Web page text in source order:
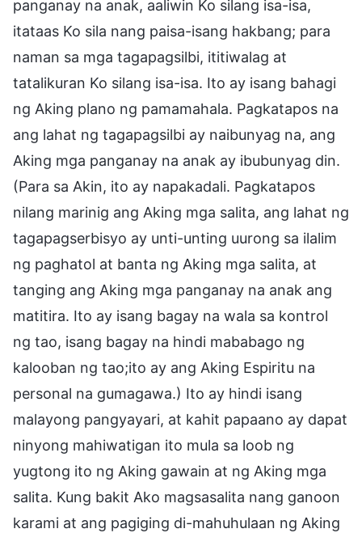
panganay na anak, aaliwin Ko silang isa-isa,
itataas Ko sila nang paisa-isang hakbang; para
naman sa mga tagapagsilbi, ititiwalag at
tatalikuran Ko silang isa-isa. Ito ay isang bahagi
ng Aking plano ng pamamahala. Pagkatapos na
ang lahat ng tagapagsilbi ay naibunyag na, ang
Aking mga panganay na anak ay ibubunyag din.
(Para sa Akin, ito ay napakadali. Pagkatapos
nilang marinig ang Aking mga salita, ang lahat ng
tagapagserbisyo ay unti-unting uurong sa ilalim
ng paghatol at banta ng Aking mga salita, at
tanging ang Aking mga panganay na anak ang
matitira. Ito ay isang bagay na wala sa kontrol
ng tao, isang bagay na hindi mababago ng
kalooban ng tao;ito ay ang Aking Espiritu na
personal na gumagawa.) Ito ay hindi isang
malayong pangyayari, at kahit papaano ay dapat
ninyong mahiwatigan ito mula sa loob ng
yugtong ito ng Aking gawain at ng Aking mga
salita. Kung bakit Ako magsasalita nang ganoon
karami at ang pagiging di-mahuhulaan ng Aking